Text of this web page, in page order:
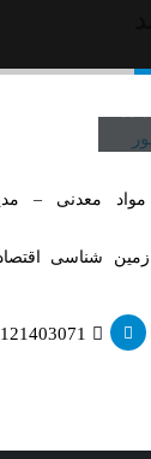
معدنی –
شناسی